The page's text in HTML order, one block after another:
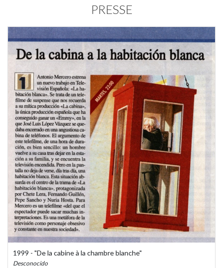
PRESSE
1999 - "De la cabine à la chambre blanche"
Desconocido